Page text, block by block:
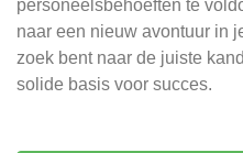
personeelsbehoeften te
naar een nieuw avontuur in
zoek bent naar de juiste
solide basis voor succes.